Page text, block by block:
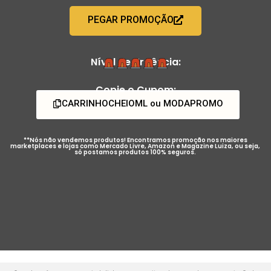
PEGAR PROMOÇÃO
Nível de Urgência:
Copie o Cupom:
CARRINHOCHEIOML ou MODAPROMO
**Nós não vendemos produtos! Encontramos promoção nos maiores
marketplaces e lojas como Mercado Livre, Amazon e Magazine Luiza, ou seja,
só postamos produtos 100% seguros.